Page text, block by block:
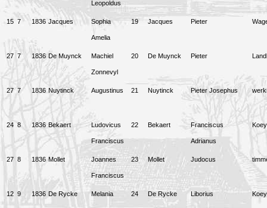
Leopoldus
15 7 1836 Jacques Sophia
Amelia
19 Jacques Pieter
27 7 1836 De Muynck Machiel
Zonnevyl
20 De Muynck Pieter
27 7 1836 Nuytinck Augustinus 21 Nuytinck Pieter Josephus
24 8 1836 Bekaert Ludovicus
Franciscus
22 Bekaert Franciscus
Adrianus
27 8 1836 Mollet Joannes
Franciscus
23 Mollet Judocus
12 9 1836 De Rycke Melania 24 De Rycke Liborius